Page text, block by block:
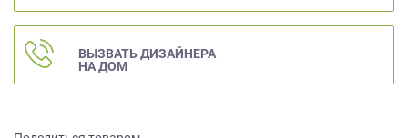
ВЫЗВАТЬ ДИЗАЙНЕРА
НА ДОМ